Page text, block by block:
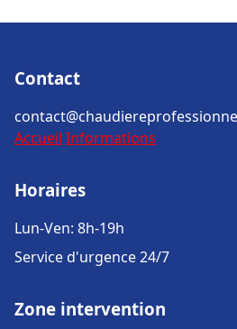
Contact
Accueil Informations
Horaires
Lun-Ven: 8h-19h
Service d'urgence 24/7
Zone intervention